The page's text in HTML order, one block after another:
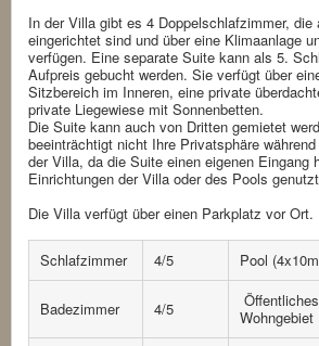
In der Villa gibt es 4 Doppelschlafzimmer,
eingerichtet sind und über eine Klimaanlage
verfügen. Eine separate Suite kann als 5.
Aufpreis gebucht werden. Sie verfügt über
Sitzbereich im Inneren, eine private
private Liegewiese mit Sonnenbetten.
Die Suite kann auch von Dritten gemietet
beeinträchtigt nicht Ihre Privatsphäre
der Villa, da die Suite einen eigenen Eingang
Einrichtungen der Villa oder des Pools
Die Villa verfügt über einen Parkplatz vor Ort.
Schlafzimmer 4/5 Pool
Badezimmer 4/5
Öffentliches
Wohngebiet